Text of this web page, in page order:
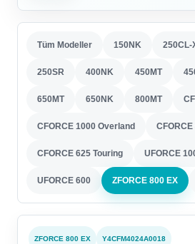
Tüm Modeller 150NK 250CL-
250SR 400NK 450MT
650MT 650NK 800MT
CFORCE 1000 Overland
CFORCE 625 Touring UFORCE
UFORCE 600 ZFORCE 800 EX
ZFORCE 800 EX Y4CFM4024A0018